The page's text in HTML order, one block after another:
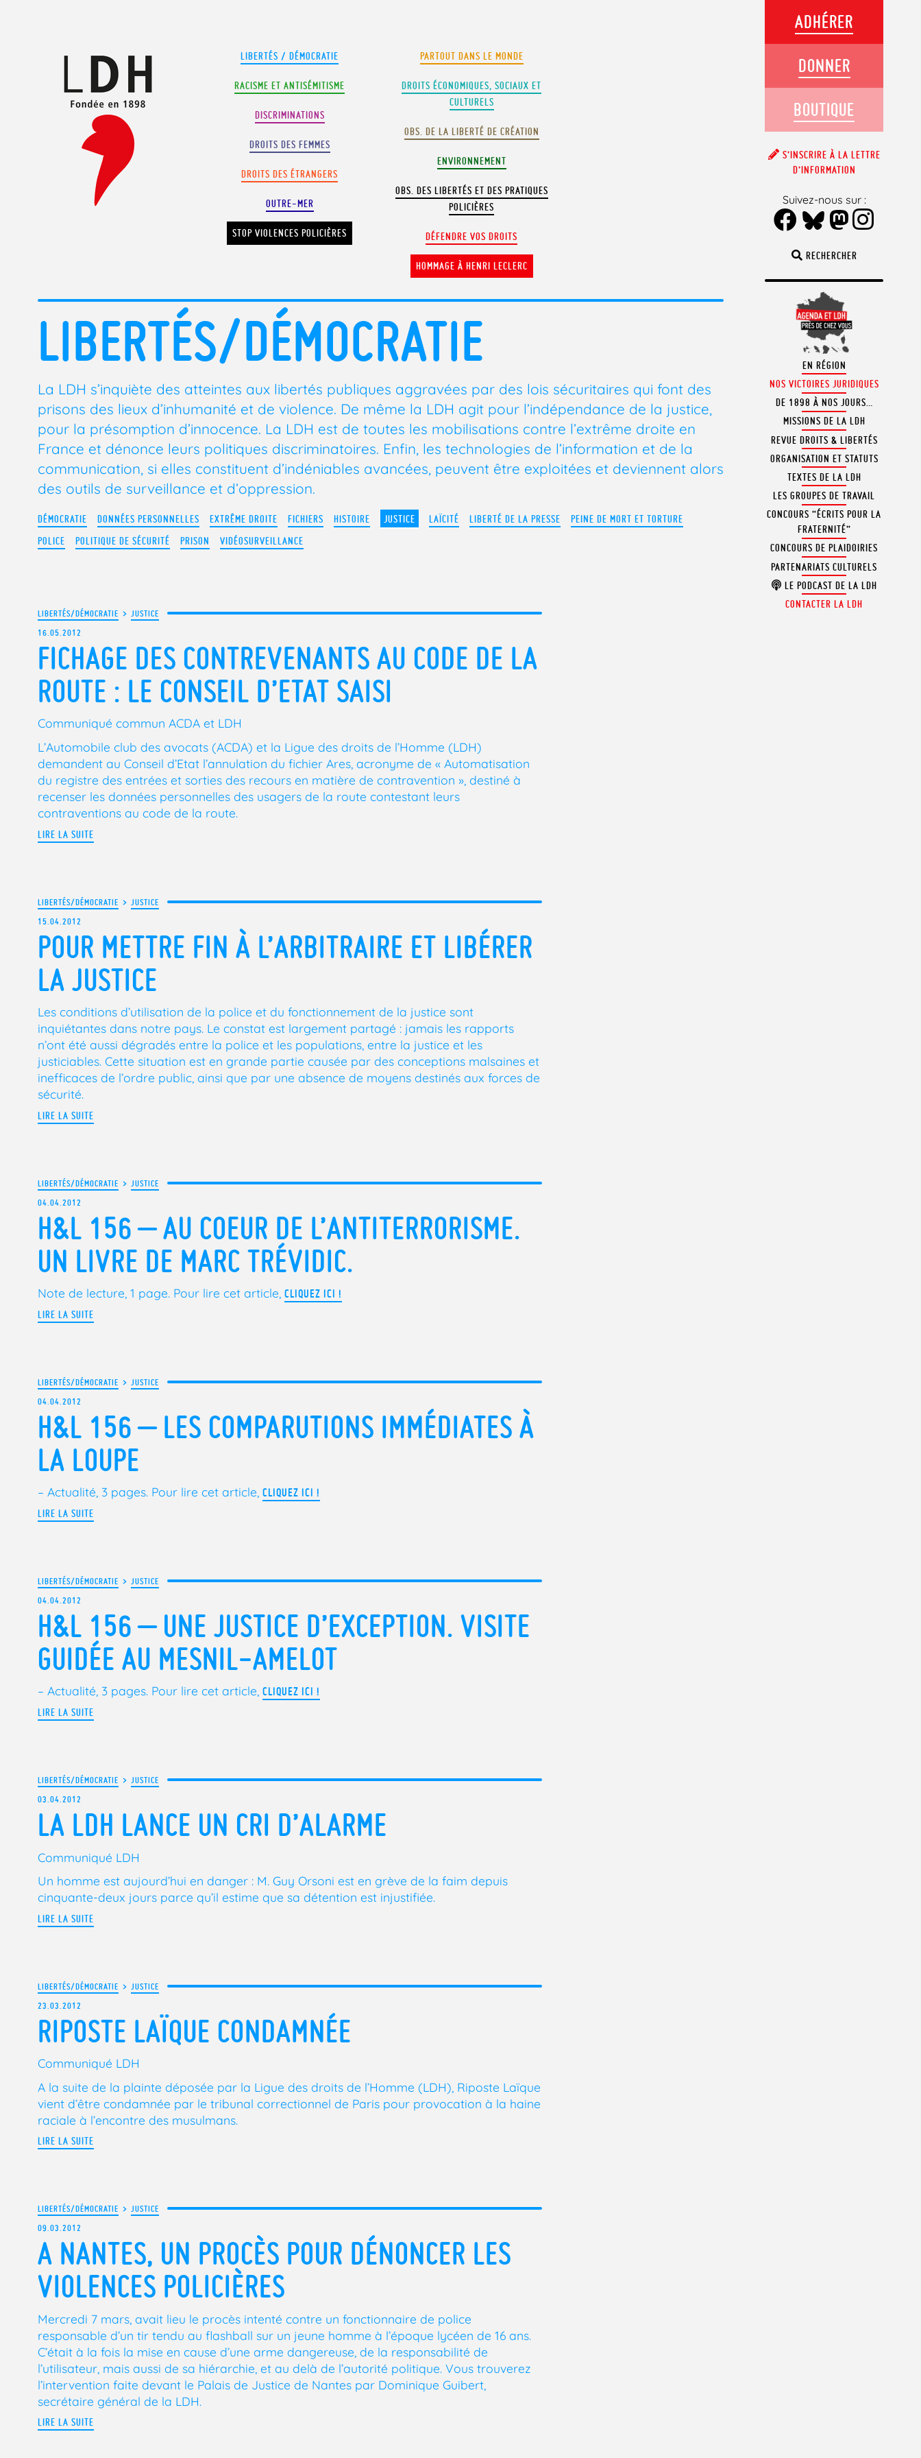
LIBERTÉS / DÉMOCRATIE
RACISME ET ANTISÉMITISME
DISCRIMINATIONS
DROITS DES FEMMES
DROITS DES ÉTRANGERS
OUTRE-MER
STOP VIOLENCES POLICIÈRES
PARTOUT DANS LE MONDE
DROITS ÉCONOMIQUES, SOCIAUX ET
CULTURELS
OBS. DE LA LIBERTÉ DE CRÉATION
ENVIRONNEMENT
OBS. DES LIBERTÉS ET DES PRATIQUES
POLICIÈRES
DÉFENDRE VOS DROITS
HOMMAGE À HENRI LECLERC
LIBERTÉS/DÉMOCRATIE
La LDH s’inquiète des atteintes aux libertés publiques aggravées par des lois sécuritaires qui font des
prisons des lieux d’inhumanité et de violence. De même la LDH agit pour l’indépendance de la justice,
pour la présomption d’innocence. La LDH est de toutes les mobilisations contre l’extrême droite en
France et dénonce leurs politiques discriminatoires. Enfin, les technologies de l’information et de la
communication, si elles constituent d’indéniables avancées, peuvent être exploitées et deviennent alors
des outils de surveillance et d’oppression.
DÉMOCRATIE DONNÉES PERSONNELLES EXTRÊME DROITE FICHIERS HISTOIRE JUSTICE LAÏCITÉ LIBERTÉ DE LA PRESSE
PEINE DE MORT ET TORTURE
POLICE
POLITIQUE DE SÉCURITÉ PRISON VIDÉOSURVEILLANCE
LIBERTÉS/DÉMOCRATIE > JUSTICE
16.05.2012
FICHAGE DES CONTREVENANTS AU CODE DE LA
ROUTE : LE CONSEIL D’ETAT SAISI
Communiqué commun ACDA et LDH
L’Automobile club des avocats (ACDA) et la Ligue des droits de l’Homme (LDH)
demandent au Conseil d’Etat l’annulation du fichier Ares, acronyme de « Automatisation
du registre des entrées et sorties des recours en matière de contravention », destiné à
recenser les données personnelles des usagers de la route contestant leurs
contraventions au code de la route.
LIRE LA SUITE
LIBERTÉS/DÉMOCRATIE > JUSTICE
15.04.2012
POUR METTRE FIN À L’ARBITRAIRE ET LIBÉRER
LA JUSTICE
Les conditions d’utilisation de la police et du fonctionnement de la justice sont
inquiétantes dans notre pays. Le constat est largement partagé : jamais les rapports
n’ont été aussi dégradés entre la police et les populations, entre la justice et les
justiciables. Cette situation est en grande partie causée par des conceptions malsaines et
inefficaces de l’ordre public, ainsi que par une absence de moyens destinés aux forces de
sécurité.
LIRE LA SUITE
LIBERTÉS/DÉMOCRATIE > JUSTICE
04.04.2012
H&L 156 – AU COEUR DE L’ANTITERRORISME.
UN LIVRE DE MARC TRÉVIDIC.
Note de lecture, 1 page. Pour lire cet article, CLIQUEZ ICI !
LIRE LA SUITE
LIBERTÉS/DÉMOCRATIE > JUSTICE
04.04.2012
H&L 156 – LES COMPARUTIONS IMMÉDIATES À
LA LOUPE
– Actualité, 3 pages. Pour lire cet article, CLIQUEZ ICI !
LIRE LA SUITE
LIBERTÉS/DÉMOCRATIE > JUSTICE
04.04.2012
H&L 156 – UNE JUSTICE D’EXCEPTION. VISITE
GUIDÉE AU MESNIL-AMELOT
– Actualité, 3 pages. Pour lire cet article, CLIQUEZ ICI !
LIRE LA SUITE
LIBERTÉS/DÉMOCRATIE > JUSTICE
03.04.2012
LA LDH LANCE UN CRI D’ALARME
Communiqué LDH
Un homme est aujourd’hui en danger : M. Guy Orsoni est en grève de la faim depuis
cinquante-deux jours parce qu’il estime que sa détention est injustifiée.
LIRE LA SUITE
LIBERTÉS/DÉMOCRATIE > JUSTICE
23.03.2012
RIPOSTE LAÏQUE CONDAMNÉE
Communiqué LDH
A la suite de la plainte déposée par la Ligue des droits de l’Homme (LDH), Riposte Laïque
vient d’être condamnée par le tribunal correctionnel de Paris pour provocation à la haine
raciale à l’encontre des musulmans.
LIRE LA SUITE
LIBERTÉS/DÉMOCRATIE > JUSTICE
09.03.2012
A NANTES, UN PROCÈS POUR DÉNONCER LES
VIOLENCES POLICIÈRES
Mercredi 7 mars, avait lieu le procès intenté contre un fonctionnaire de police
responsable d’un tir tendu au flashball sur un jeune homme à l’époque lycéen de 16 ans.
C’était à la fois la mise en cause d’une arme dangereuse, de la responsabilité de
l’utilisateur, mais aussi de sa hiérarchie, et au delà de l’autorité politique. Vous trouverez
l’intervention faite devant le Palais de Justice de Nantes par Dominique Guibert,
secrétaire général de la LDH.
LIRE LA SUITE
RECHERCHER
EN RÉGION
NOS VICTOIRES JURIDIQUES
DE 1898 À NOS JOURS…
MISSIONS DE LA LDH
REVUE DROITS & LIBERTÉS
ORGANISATION ET STATUTS
TEXTES DE LA LDH
LES GROUPES DE TRAVAIL
CONCOURS “ÉCRITS POUR LA
FRATERNITÉ”
CONCOURS DE PLAIDOIRIES
PARTENARIATS CULTURELS
LE PODCAST DE LA LDH
CONTACTER LA LDH
ADHÉRER
DONNER
BOUTIQUE
S’INSCRIRE À LA LETTRE
D’INFORMATION
Suivez-nous sur :